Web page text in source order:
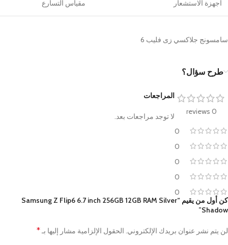
أجهزة الاستشعار مقياس التسارع
سامسونج جلاكسي زى فليب 6
طرح سؤال؟
0 reviews
0
0
0
0
0
المراجعات
لا توجد مراجعات بعد.
كن أول من يقيم “Samsung Z Flip6 6.7 inch 256GB 12GB RAM Silver
Shadow”
لن يتم نشر عنوان بريدك الإلكتروني. الحقول الإلزامية مشار إليها بـ*